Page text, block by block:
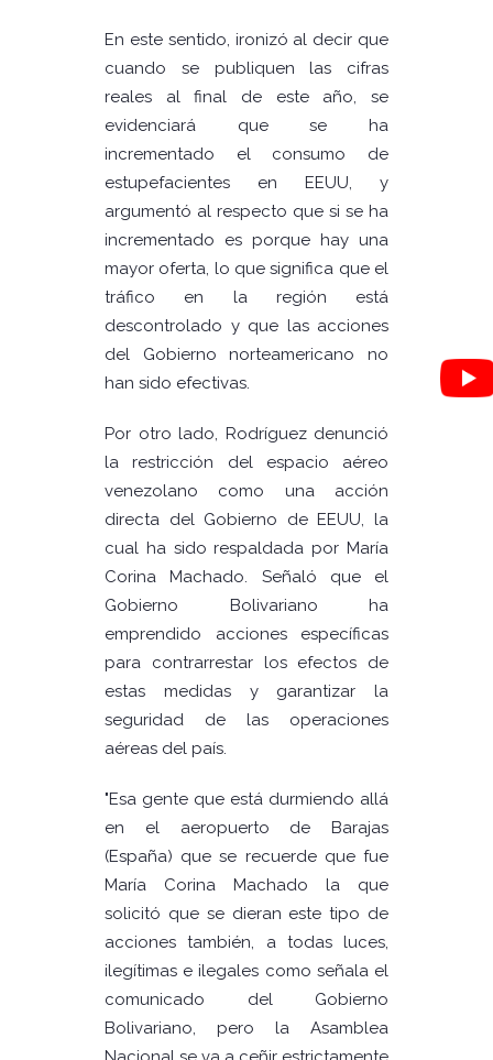
En este sentido, ironizó al decir que
cuando se publiquen las cifras
reales al final de este año, se
evidenciará que se ha
incrementado el consumo de
estupefacientes en EEUU, y
argumentó al respecto que si se ha
incrementado es porque hay una
mayor oferta, lo que significa que el
tráfico en la región está
descontrolado y que las acciones
del Gobierno norteamericano no
han sido efectivas.
Por otro lado, Rodríguez denunció
la restricción del espacio aéreo
venezolano como una acción
directa del Gobierno de EEUU, la
cual ha sido respaldada por María
Corina Machado. Señaló que el
Gobierno Bolivariano ha
emprendido acciones específicas
para contrarrestar los efectos de
estas medidas y garantizar la
seguridad de las operaciones
aéreas del país.
"Esa gente que está durmiendo allá
en el aeropuerto de Barajas
(España) que se recuerde que fue
María Corina Machado la que
solicitó que se dieran este tipo de
acciones también, a todas luces,
ilegítimas e ilegales como señala el
comunicado del Gobierno
Bolivariano, pero la Asamblea